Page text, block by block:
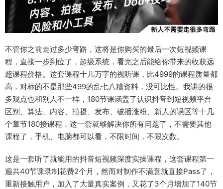
不管你之前走过多少弯路，这将是你购买的最后一次短视频课
程，直接一步到位了，超级系统，看完之后能给你带来的收获远
超课程价格。这套课程十几万字的视听课，比4999的课程质量都
高，对标的不是那些499的乱七八糟资料，没可比性。我讲的很
多观点也和别人不一样，180节课涵盖了认识抖音到短视频平台
区别、算法、内容、拍摄、发布、破播涨粉、新人的误区等十几
个章节180接课程，这一套就够解决你所有问题了，不需要其他
课程了，手机、电脑都可以看，不限时间，不限次数。
这是一套听了就能用的抖音短视频深度实操课程，这套课程第一
遍共40节课录制花费2个月，然而对制作不满意就直接Pass了，
重新接触用户，加入了大量真实案例，又花了3个月增加了140节